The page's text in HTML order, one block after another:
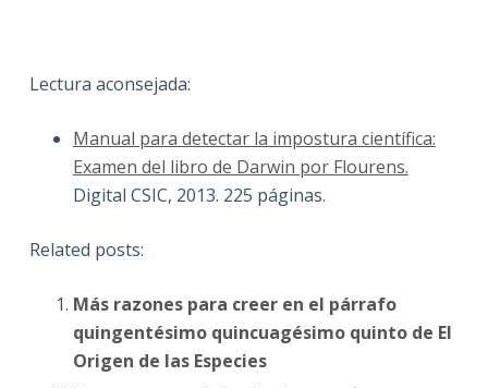
Lectura aconsejada:
Manual para detectar la impostura científica:
Examen del libro de Darwin por Flourens.
Digital CSIC, 2013. 225 páginas.
Related posts:
Más razones para creer en el párrafo
quingentésimo quincuagésimo quinto de El
Origen de las Especies